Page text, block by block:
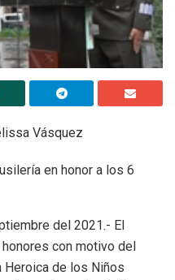
Vásquez
en honor a los 6
del 2021.- El
con motivo del
Heroica de los Niños